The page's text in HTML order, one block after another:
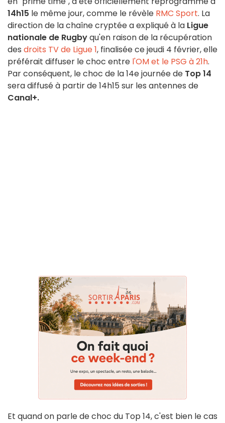
14h15 le même jour, comme le révèle RMC Sport. La
direction de la chaîne cryptée a expliqué à la Ligue
nationale de Rugbyqu'en raison de la récupération
des droits TV de Ligue 1, finalisée ce jeudi 4 février, elle
préférait diffuser le choc entre l'OM et le PSG à 21h.
Par conséquent, le choc de la 14e journée de Top 14
sera diffusé à partir de 14h15 sur les antennes de
Canal+.
Et quand on parle de choc du Top 14, c'est bien le cas